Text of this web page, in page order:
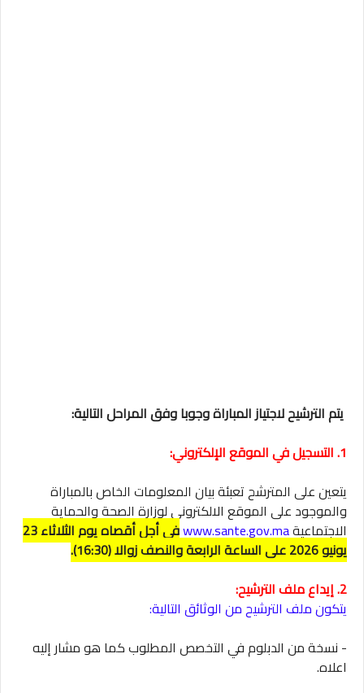
يتم الترشيح لاجتياز المباراة وجوبا وفق المراحل التالية:
1. التسجيل في الموقع الإلكتروني:
يتعين على المترشح تعبئة بيان المعلومات الخاص بالمباراة
والموجود على الموقع الالكتروني لوزارة الصحة والحماية
الاجتماعيةwww.sante.gov.ma
في أجل أقصاه يوم الثلاثاء 23
يونيو 2026 على الساعة الرابعة والنصف زوالا (16:30).
2. إيداع ملف الترشيح:
يتكون ملف الترشيح من الوثائق التالية:
- نسخة من الدبلوم في التخصص المطلوب كما هو مشار إليه
اعلاه.